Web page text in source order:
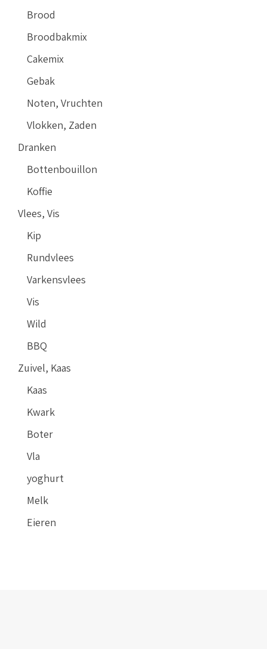
Brood
Broodbakmix
Cakemix
Gebak
Noten, Vruchten
Vlokken, Zaden
Dranken
Bottenbouillon
Koffie
Vlees, Vis
Kip
Rundvlees
Varkensvlees
Vis
Wild
BBQ
Zuivel, Kaas
Kaas
Kwark
Boter
Vla
yoghurt
Melk
Eieren